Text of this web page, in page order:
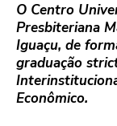
O Centro
Presbiteriana
Iguaçu, de
graduação
Econômico.